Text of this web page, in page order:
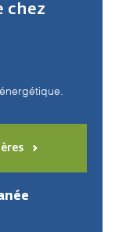
chez